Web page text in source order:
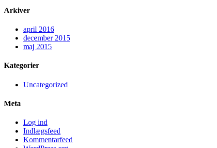
Arkiver
april 2016
december 2015
maj 2015
Kategorier
Uncategorized
Meta
Log ind
Indlægsfeed
Kommentarfeed